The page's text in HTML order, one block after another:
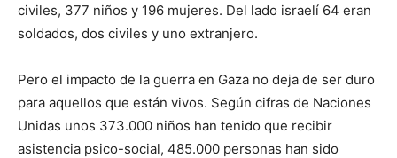
civiles, 377 niños y 196 mujeres. Del lado israelí 64 eran
soldados, dos civiles y uno extranjero.
Pero el impacto de la guerra en Gaza no deja de ser duro
para aquellos que están vivos. Según cifras de Naciones
Unidas unos 373.000 niños han tenido que recibir
asistencia psico-social, 485.000 personas han sido